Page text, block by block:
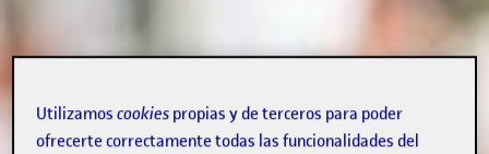
Utilizamoscookies propias y de terceros para poder
ofrecerte correctamente todas las funcionalidades del